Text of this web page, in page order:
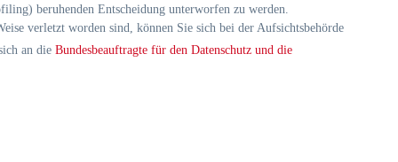
beruhenden Entscheidung unterworfen zu werden.
verletzt worden sind, können Sie sich bei der Aufsichtsbehörde
an die Bundesbeauftragte für den Datenschutz und die